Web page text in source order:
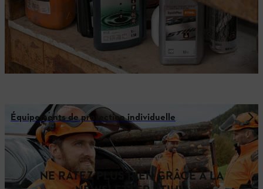
Équipements de protection individuelle
NE RATEZ PLUS RIEN GRÂCE À LA